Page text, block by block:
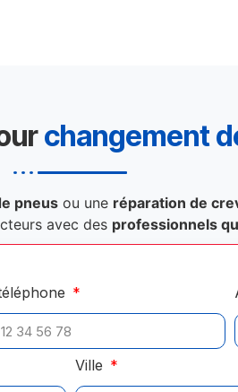
changement
pneusou une réparation de
avec des professionnels
Ville